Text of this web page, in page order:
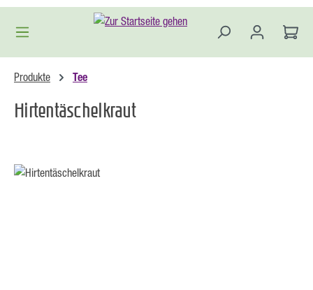
Zum Hauptinhalt springen
Produkte Tee
Hirtentäschelkraut
Bildergalerie überspringen